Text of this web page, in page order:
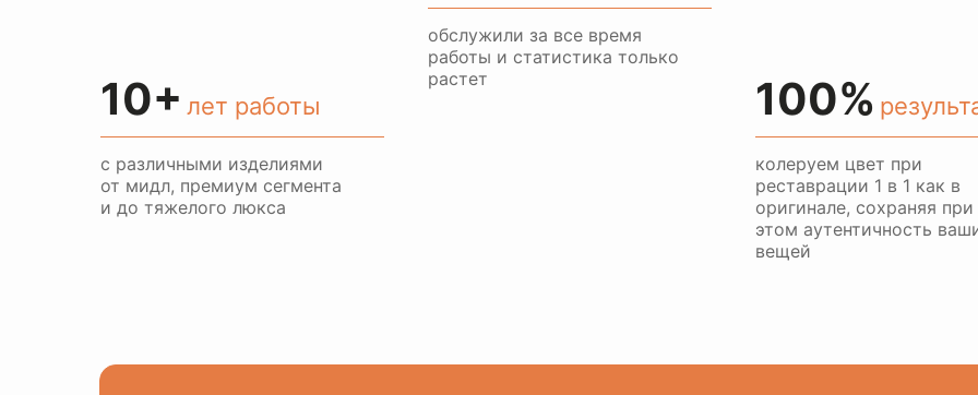
10+
с различными изделиями
от мидл, премиум сегмента
и до тяжелого люкса
лет работы 100%
колеруем цвет при
реставрации 1 в 1 как в
оригинале, сохраняя при
этом аутентичность
вещей
обслужили за все время
работы и статистика только
растет